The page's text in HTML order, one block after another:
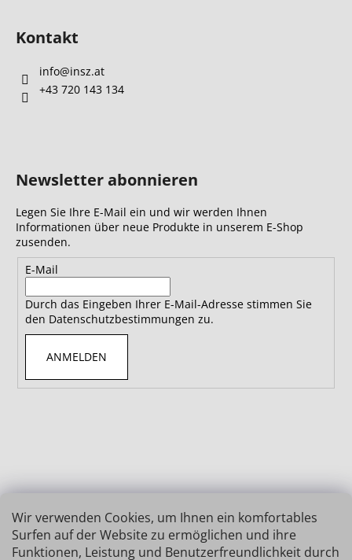
Wir verwenden Cookies, um Ihnen ein komfortables
Surfen auf der Website zu ermöglichen und ihre
Funktionen, Leistung und Benutzerfreundlichkeit durch
Kontakt
info@insz.at
+43 720 143 134
Newsletter abonnieren
Legen Sie Ihre E-Mail ein und wir werden Ihnen
Informationen über neue Produkte in unserem E-Shop
zusenden.
E-Mail
Durch das Eingeben Ihrer E-Mail-Adresse stimmen Sie
den Datenschutzbestimmungen zu.
ANMELDEN